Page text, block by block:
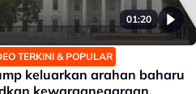
01:20
TERKINI & POPULAR
keluarkan arahan baharu